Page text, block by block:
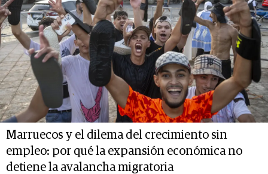
Marruecos y el dilema del crecimiento sin
empleo: por qué la expansión económica no
detiene la avalancha migratoria